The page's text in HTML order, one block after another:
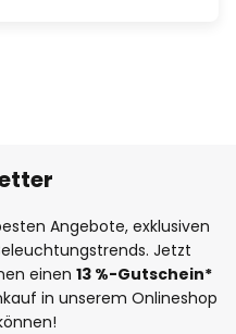
Angebote, exklusiven
Jetzt
einen 13 %-Gutschein*
in unserem Onlineshop